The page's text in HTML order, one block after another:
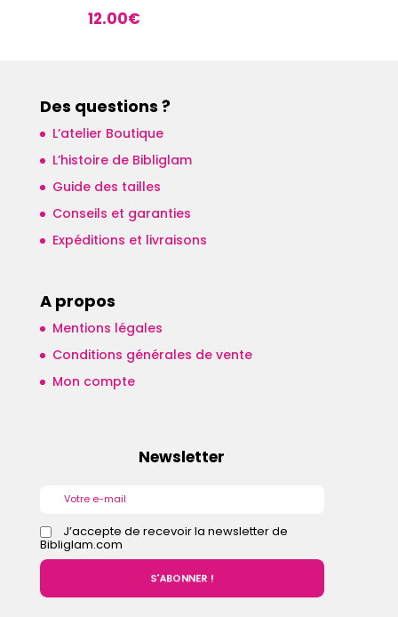
12.00€
Des questions ?
L’atelier Boutique
L’histoire de Bibliglam
Guide des tailles
Conseils et garanties
Expéditions et livraisons
A propos
Mentions légales
Conditions générales de vente
Mon compte
Newsletter
J’accepte de recevoir la newsletter de
Bibliglam.com